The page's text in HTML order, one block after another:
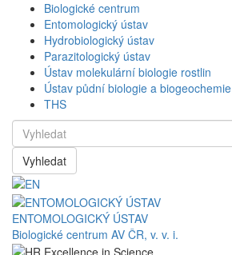
Biologické centrum
Entomologický ústav
Hydrobiologický ústav
Parazitologický ústav
Ústav molekulární biologie rostlin
Ústav půdní biologie a biogeochemie
THS
Vyhledat
ENTOMOLOGICKÝ ÚSTAV
Biologické centrum AV ČR, v. v. i.